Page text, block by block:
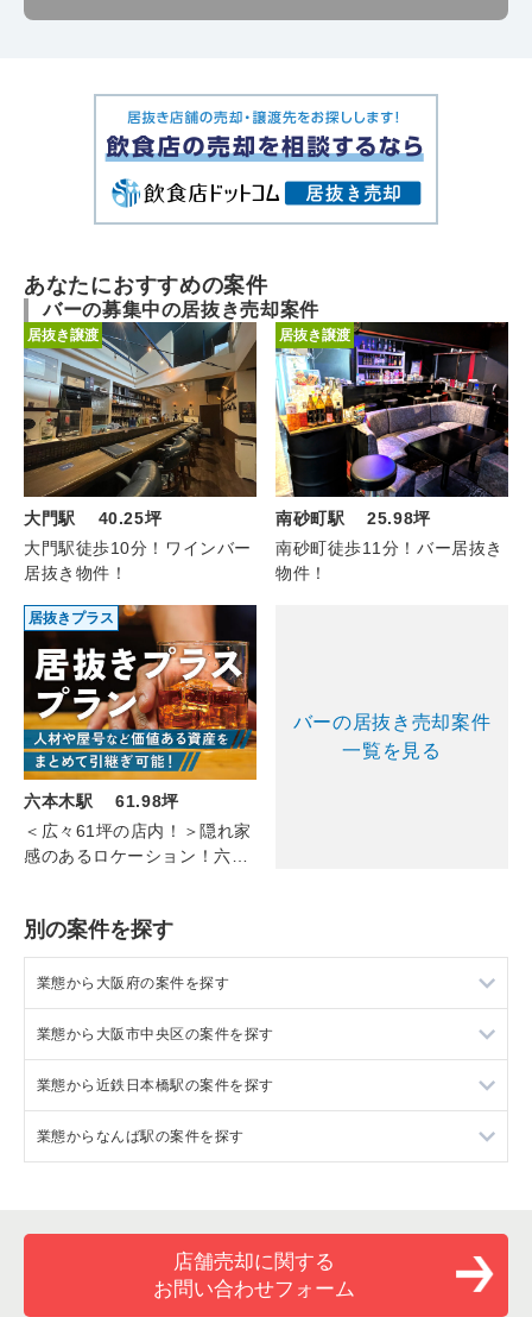
あなたにおすすめの案件
バーの募集中の居抜き売却案件
居抜き譲渡
大門駅 40.25坪
大門駅徒歩10分！ワインバー
居抜き物件！
居抜き譲渡
南砂町駅 25.98坪
南砂町徒歩11分！バー居抜き
物件！
居抜きプラス
六本木駅 61.98坪
＜広々61坪の店内！＞隠れ家
感のあるロケーション！六本
バーの居抜き売却案件
一覧を見る
別の案件を探す
業態から大阪府の案件を探す
大阪府のラーメンの居抜き売却物件の案件一覧
大阪府のフランス料理の居抜き売却物件の案件一覧
大阪府のイタリア料理の居抜き売却物件の案件一覧
大阪府のそば・うどんの居抜き売却物件の案件一覧
大阪府の寿司の居抜き売却物件の案件一覧
業態から大阪市中央区の案件を探す
大阪市中央区のラーメンの居抜き売却物件の案件一覧
大阪市中央区のフランス料理の居抜き売却物件の案件一覧
大阪市中央区の中華の居抜き売却物件の案件一覧
大阪市中央区のそば・うどんの居抜き売却物件の案件一覧
業態から近鉄日本橋駅の案件を探す
近鉄日本橋駅の焼肉の居抜き売却物件の案件一覧
近鉄日本橋駅のバーの居抜き売却物件の案件一覧
近鉄日本橋駅の居酒屋・ダイニングバーの居抜き売却物件の案
業態からなんば駅の案件を探す
なんば駅のイタリア料理の居抜き売却物件の案件一覧
なんば駅の焼肉の居抜き売却物件の案件一覧
店舗売却に関する
お問い合わせフォーム